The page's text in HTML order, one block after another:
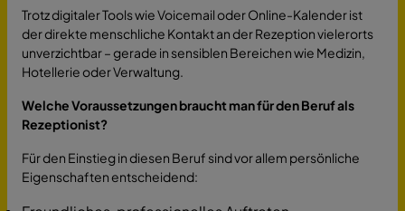
Trotz digitaler Tools wie Voicemail oder Online-Kalender ist
der direkte menschliche Kontakt an der Rezeption vielerorts
unverzichtbar – gerade in sensiblen Bereichen wie Medizin,
Hotellerie oder Verwaltung.
Welche Voraussetzungen braucht man für den Beruf als
Rezeptionist?
Für den Einstieg in diesen Beruf sind vor allem persönliche
Eigenschaften entscheidend: